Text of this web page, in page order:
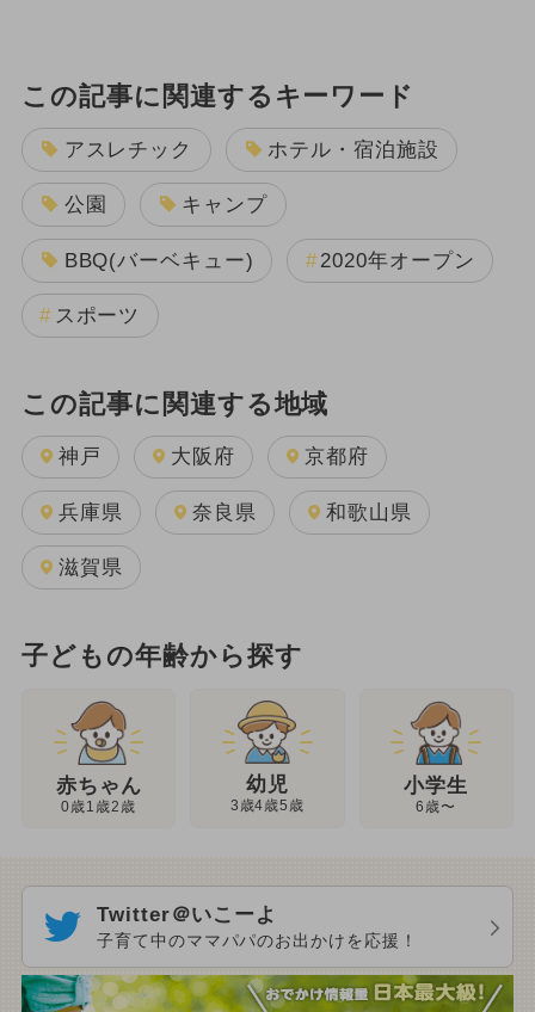
この記事に関連するキーワード
アスレチック ホテル・宿泊施設
公園 キャンプ
BBQ(バーベキュー) 2020年オープン
スポーツ
この記事に関連する地域
神戸 大阪府 京都府
兵庫県 奈良県 和歌山県
滋賀県
子どもの年齢から探す
赤ちゃん
0歳1歳2歳
幼児
3歳4歳5歳
小学生
6歳〜
Twitter＠いこーよ
子育て中のママパパのお出かけを応援！